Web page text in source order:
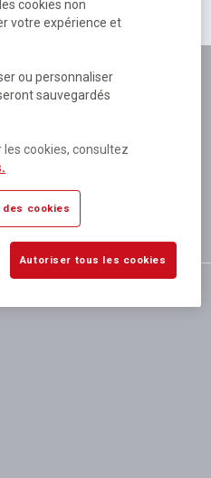
Retour à l'accueil
cookies non
votre expérience et
ou personnaliser
sauvegardés
les cookies, consultez
des cookies
Autoriser tous les cookies